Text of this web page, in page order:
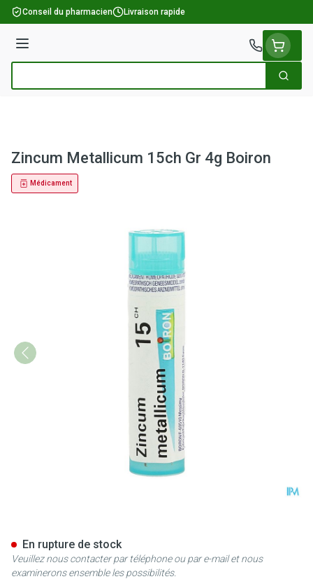
Aller au contenu
Conseil du pharmacien Livraison rapide
Menu
Zincum Metallicum 15ch Gr 4g Boiron
Médicament
En rupture de stock
Veuillez nous contacter par téléphone ou par e-mail et nous
examinerons ensemble les possibilités.